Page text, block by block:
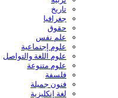
تاريخ
جغرافيا
حقوق
علم نفس
علوم إجتماعية
علوم اللغة والتواصل
علوم متنوعة
فلسفة
فنون جميلة
لغة إنكليزية